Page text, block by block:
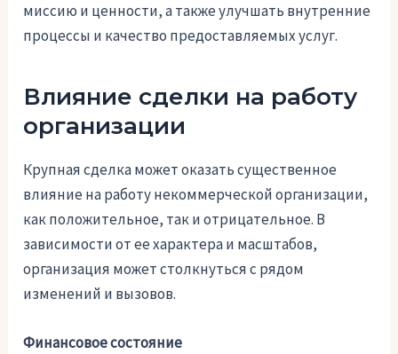
миссию и ценности, а также улучшать внутренние
процессы и качество предоставляемых услуг.
Влияние сделки на работу
организации
Крупная сделка может оказать существенное
влияние на работу некоммерческой организации,
как положительное, так и отрицательное. В
зависимости от ее характера и масштабов,
организация может столкнуться с рядом
изменений и вызовов.
Финансовое состояние